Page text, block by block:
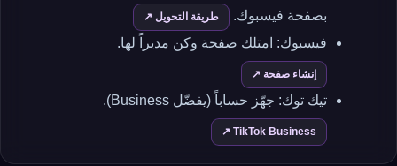
بصفحة فيسبوك.
طريقة التحويل ↗
فيسبوك: امتلك صفحة وكن مديراً لها.
إنشاء صفحة ↗
تيك توك: جهّز حساباً (يفضّل Business).
TikTok Business ↗